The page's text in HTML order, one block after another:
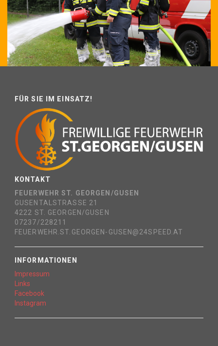
FÜR SIE IM EINSATZ!
KONTAKT
FEUERWEHR ST. GEORGEN/GUSEN
GUSENTALSTRASSE 21
4222 ST. GEORGEN/GUSEN
07237/228211
FEUERWEHR.ST.GEORGEN-GUSEN@24SPEED.AT
INFORMATIONEN
Impressum
Links
Facebook
Instagram